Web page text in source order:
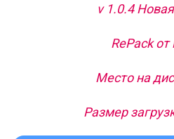
v 1.0.4
RePack от
Место на
Размер